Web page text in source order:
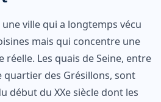
ville qui a longtemps vécu
mais qui concentre une
Les quais de Seine, entre
quartier des Grésillons, sont
début du XXe siècle dont les